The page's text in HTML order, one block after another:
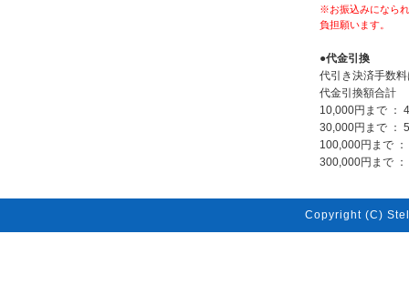
※お振込みになら
負担願います。
●代金引換
代引き決済手数
代金引換額合計
10,000円まで ：
30,000円まで ：
100,000円まで
300,000円まで
Copyright (C)